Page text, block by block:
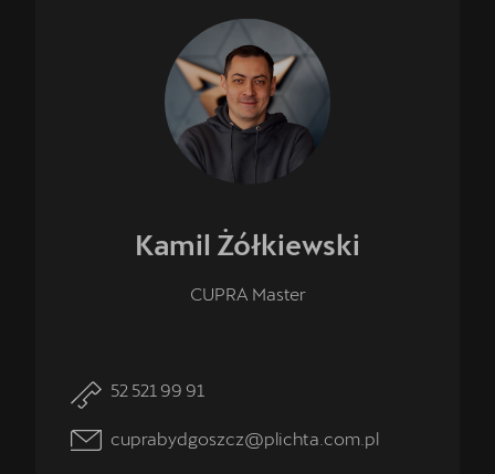
Kamil Żółkiewski
CUPRA Master
52 521 99 91
cuprabydgoszcz@plichta.com.pl